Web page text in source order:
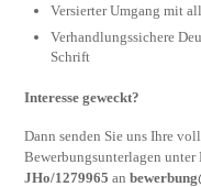
Versierter Umgang mit
Verhandlungssichere
Schrift
Interesse geweckt?
Dann senden Sie uns Ihre
Bewerbungsunterlagen unter
JHo/1279965 an